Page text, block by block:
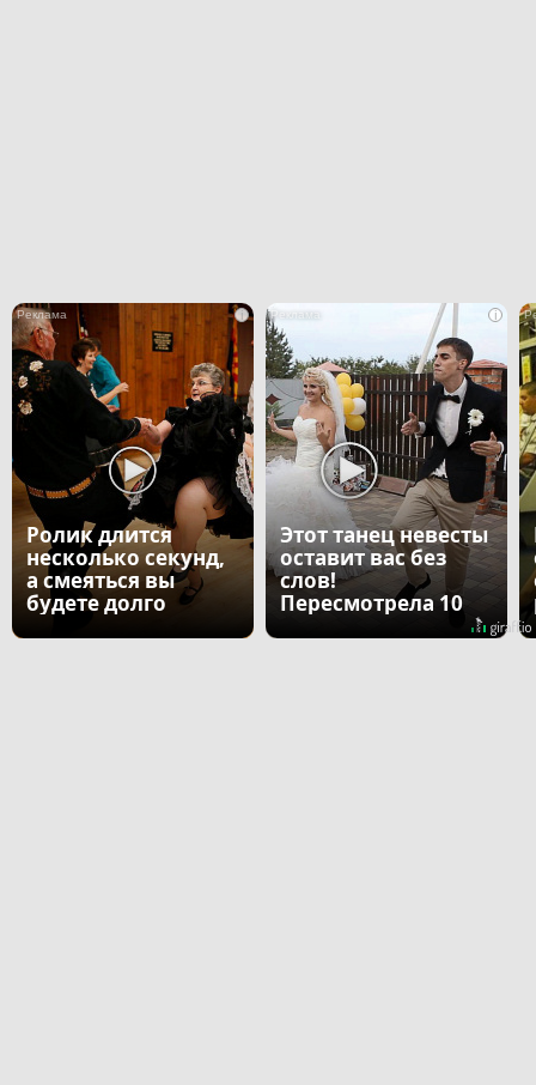
i
Ролик длится
несколько секунд,
а смеяться вы
будете долго
i
Этот танец невесты
оставит вас без
слов!
Пересмотрела 10